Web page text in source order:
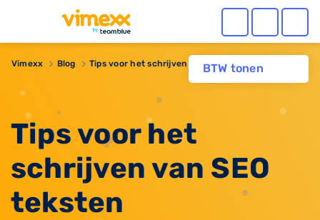
BTW tonen
Vimexx Blog Tips voor het schrijven van SEO teksten
Tips voor het
schrijven van SEO
teksten